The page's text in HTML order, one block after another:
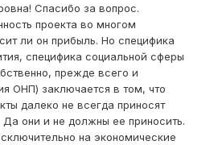
Спасибо за вопрос.
проекта во многом
ли он прибыль. Но специфика
специфика социальной сферы
прежде всего и
ОНП) заключается в том, что
далеко не всегда приносят
они и не должны ее приносить.
на экономические